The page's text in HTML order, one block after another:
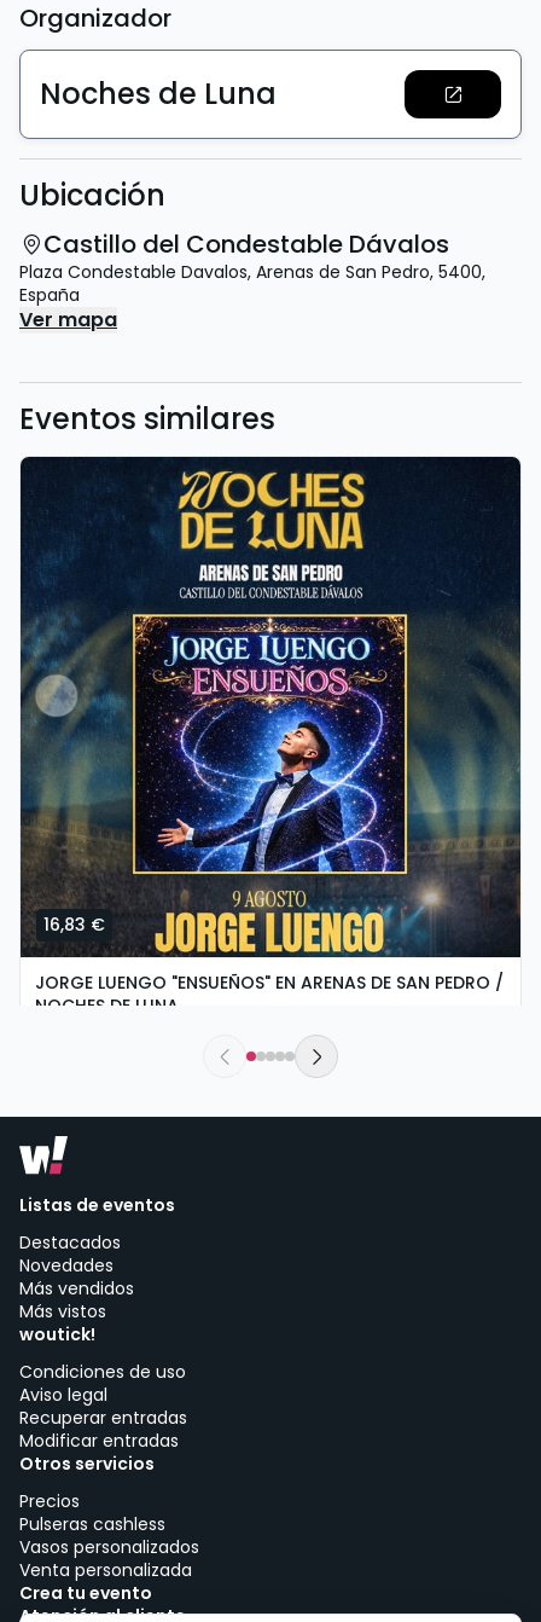
Organizador
Noches de Luna
Ubicación
Castillo del Condestable Dávalos
Plaza Condestable Davalos, Arenas de San Pedro, 5400,
España
Ver mapa
Eventos similares
16,83 €
JORGE LUENGO "ENSUEÑOS" EN ARENAS DE SAN PEDRO /
NOCHES DE LUNA
Castillo del Condestable Dávalos | Arenas de San Pedro
Listas de eventos
Destacados
Novedades
Más vendidos
Más vistos
woutick!
Condiciones de uso
Aviso legal
Recuperar entradas
Modificar entradas
Otros servicios
Precios
Pulseras cashless
Vasos personalizados
Venta personalizada
Crea tu evento
Atención al cliente